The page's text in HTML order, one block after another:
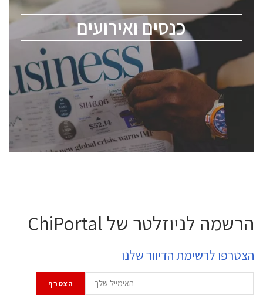
כנסים ואירועים
ChipEx2026 will be held on May 12-13, 2026. The
conference is intended for everyone involved in the
semiconductor industry, including engineers,
professional experts, and senior executives.
לחץ לפרטים
הרשמה לניוזלטר של ChiPortal
הצטרפו לרשימת הדיוור שלנו